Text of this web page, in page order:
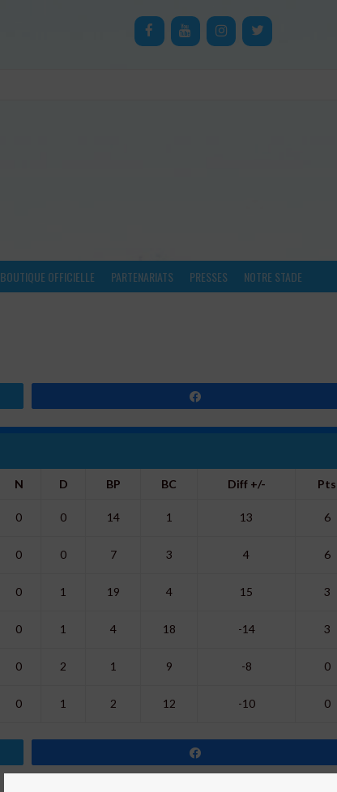
BOUTIQUE OFFICIELLE PARTENARIATS PRESSES NOTRE STADE
N D BP BC Diff +/- Pts
0 0 14 1 13 6
0 0 7 3 4 6
0 1 19 4 15 3
0 1 4 18 -14 3
0 2 1 9 -8 0
0 1 2 12 -10 0